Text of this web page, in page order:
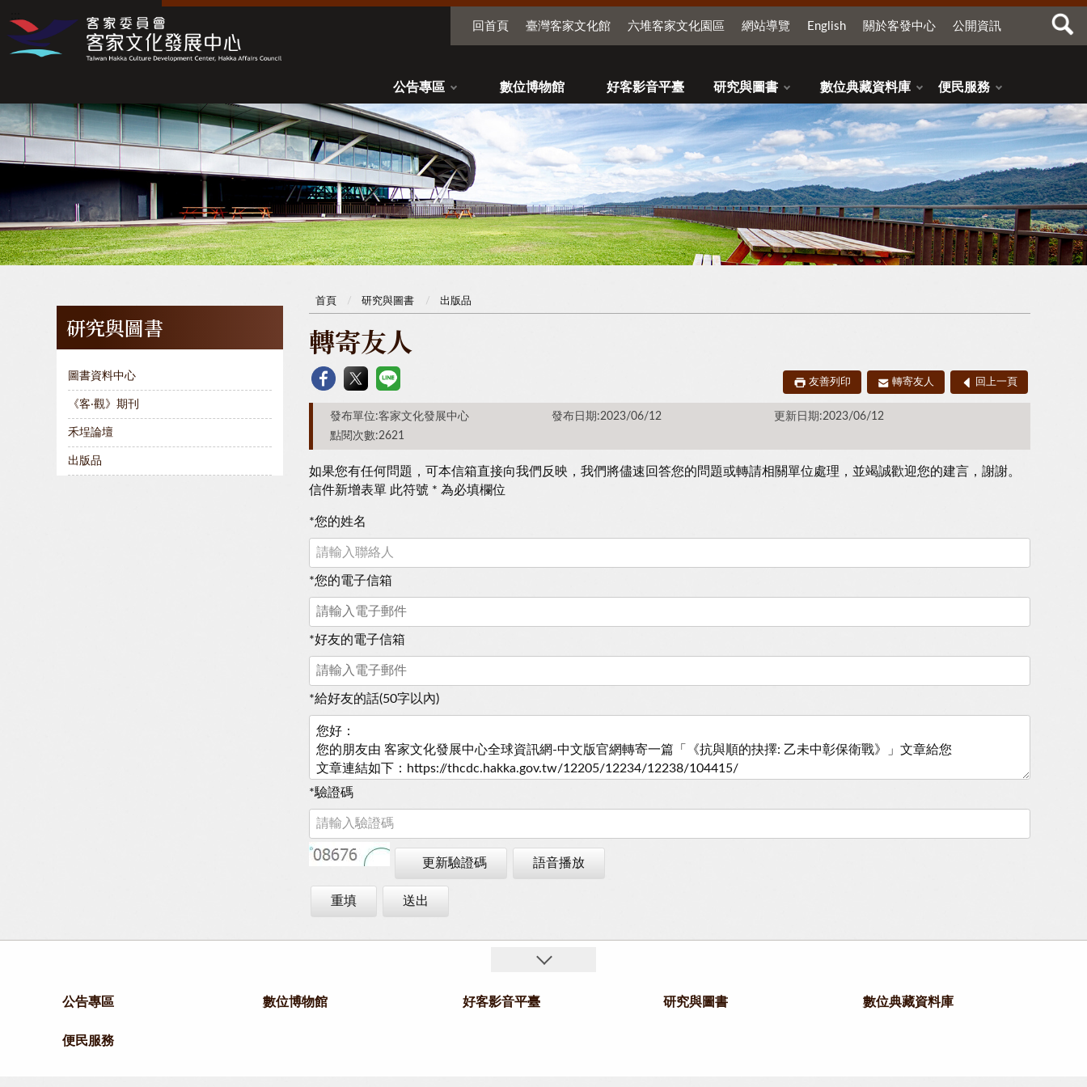
回首頁 臺灣客家文化館 六堆客家文化園區 網站導覽 English 關於客發中心 公開資訊
公告專區 數位博物館 好客影音平臺 研究與圖書 數位典藏資料庫 便民服務
研究與圖書
圖書資料中心
《客‧觀》期刊
禾埕論壇
出版品
首頁 研究與圖書 出版品
轉寄友人
友善列印 轉寄友人 回上一頁
發布單位:客家文化發展中心 發布日期:2023/06/12
更新日期:2023/06/12
點閱次數:2621
如果您有任何問題，可本信箱直接向我們反映，我們將儘速回答您的問題或轉請相關單位處理，並竭誠歡迎您的建言，謝謝。
信件新增表單 此符號 * 為必填欄位
*您的姓名
*您的電子信箱
*好友的電子信箱
*給好友的話(50字以內)
*驗證碼
更新驗證碼 語音播放
重填 送出
公告專區 數位博物館 好客影音平臺 研究與圖書 數位典藏資料庫
便民服務